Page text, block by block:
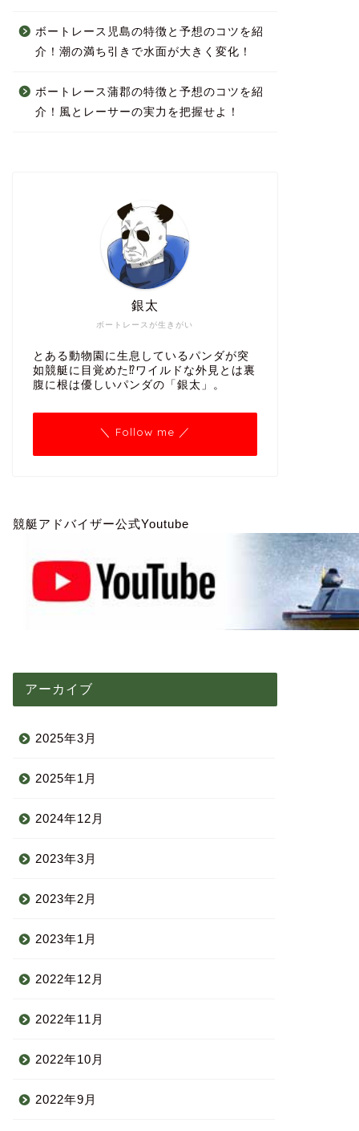
ボートレース児島の特徴と予想のコツを紹
介！潮の満ち引きで水面が大きく変化！
ボートレース蒲郡の特徴と予想のコツを紹
介！風とレーサーの実力を把握せよ！
ボートレースが生きがい
銀太
とある動物園に生息しているパンダが突
如競艇に目覚めた⁉ワイルドな外見とは裏
腹に根は優しいパンダの「銀太」。
＼ Follow me ／
競艇アドバイザー公式Youtube
アーカイブ
2025年3月
2025年1月
2024年12月
2023年3月
2023年2月
2023年1月
2022年12月
2022年11月
2022年10月
2022年9月